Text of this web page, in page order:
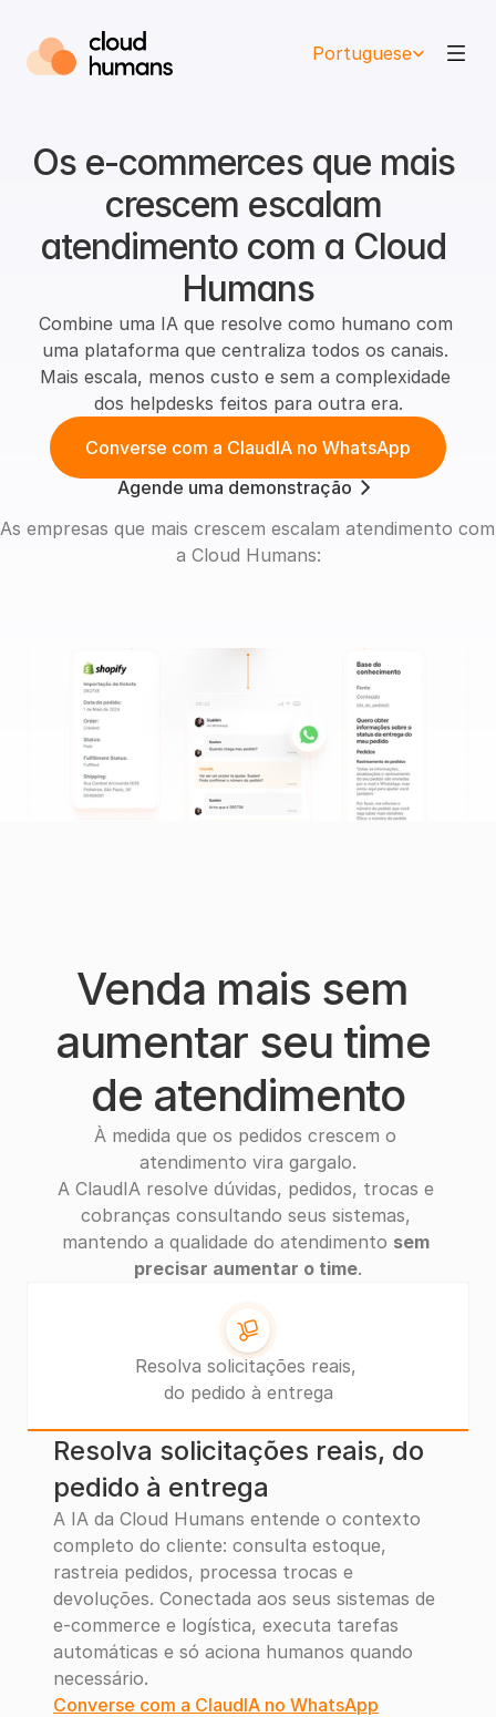
Portuguese
Os e-commerces que mais
crescem escalam
atendimento com a Cloud
Humans
Combine uma IA que resolve como humano com
uma plataforma que centraliza todos os canais.
Mais escala, menos custo e sem a complexidade
dos helpdesks feitos para outra era.
Converse com a ClaudIA no WhatsApp
Agende uma demonstração
As empresas que mais crescem escalam atendimento com
a Cloud Humans:
Venda mais sem
aumentar seu time
de atendimento
À medida que os pedidos crescem o
atendimento vira gargalo.
A ClaudIA resolve dúvidas, pedidos, trocas e
cobranças consultando seus sistemas,
mantendo a qualidade do atendimento sem
precisar aumentar o time.
Resolva solicitações reais,
do pedido à entrega
Resolva solicitações reais, do
pedido à entrega
A IA da Cloud Humans entende o contexto
completo do cliente: consulta estoque,
rastreia pedidos, processa trocas e
devoluções. Conectada aos seus sistemas de
e-commerce e logística, executa tarefas
automáticas e só aciona humanos quando
necessário.
Converse com a ClaudIA no WhatsApp